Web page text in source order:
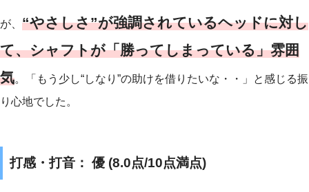
が、 “やさしさ”が強調されているヘッドに対し
て、シャフトが「勝ってしまっている」雰囲
気。「もう少し“しなり”の助けを借りたいな・・」と感じる振
り心地でした。
打感・打音： 優 (8.0点/10点満点)